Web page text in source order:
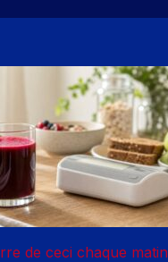
de ceci chaque matin